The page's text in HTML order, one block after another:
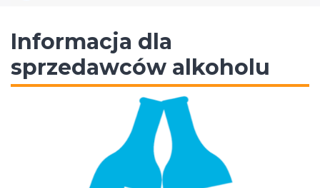
Informacja dla
sprzedawców alkoholu